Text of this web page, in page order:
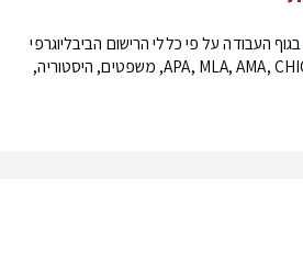
בגוף העבודה על פי כללי הרישום הביבליוגרפי
המבוקש: APA, MLA, AMA, CHICAGO MANUAL, משפטים, היסטוריה,